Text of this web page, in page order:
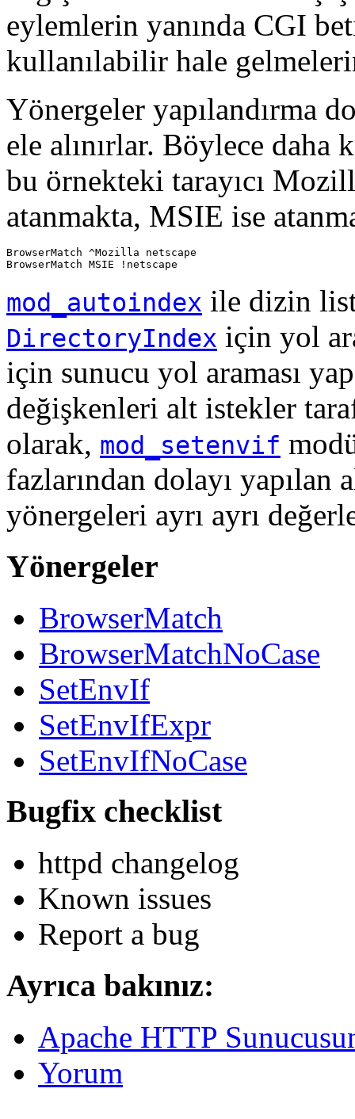
eylemlerin yanında CGI
kullanılabilir hale
Yönergeler yapılandırma
ele alınırlar. Böylece
bu örnekteki tarayıcı
atanmakta, MSIE ise
BrowserMatch ^Mozilla netscape
BrowserMatch MSIE !netscape
mod_autoindex ile dizin
DirectoryIndex için yol
için sunucu yol araması
değişkenleri alt istekler
olarak, mod_setenvif
fazlarından dolayı yapılan
yönergeleri ayrı ayrı
Yönergeler
BrowserMatch
BrowserMatchNoCase
SetEnvIf
SetEnvIfExpr
SetEnvIfNoCase
Bugfix checklist
httpd changelog
Known issues
Report a bug
Ayrıca bakınız:
Apache HTTP
Yorum